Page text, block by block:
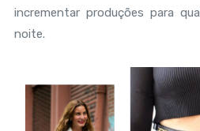
incrementar produções para
noite.